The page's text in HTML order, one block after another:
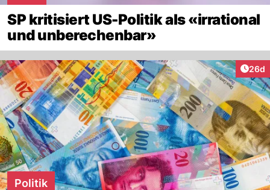
SP kritisiert US-Politik als «irrational
und unberechenbar»
26d
Politik